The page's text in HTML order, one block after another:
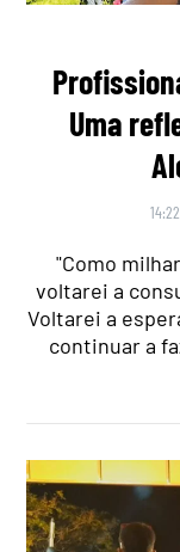
Uma
"Como
voltarei a
Voltarei a
continuar a